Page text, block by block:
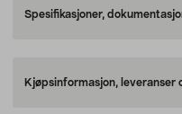
Spesifikasjoner,
Kjøpsinformasjon, leveranser